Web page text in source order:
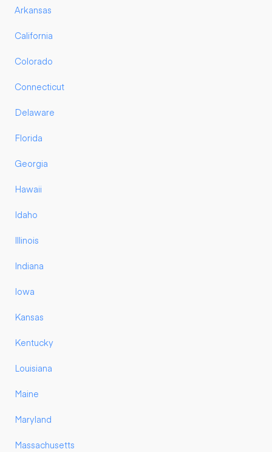
Arkansas
California
Colorado
Connecticut
Delaware
Florida
Georgia
Hawaii
Idaho
Illinois
Indiana
Iowa
Kansas
Kentucky
Louisiana
Maine
Maryland
Massachusetts